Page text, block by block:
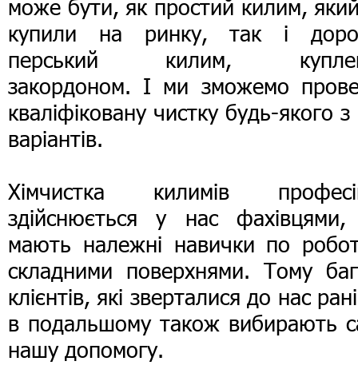
може бути, як простий килим,
купили на ринку, так і
перський килим,
закордоном. І ми зможемо
кваліфіковану чистку будь-якого
варіантів.
Хімчистка килимів
здійснюється у нас фахівцями,
мають належні навички по
складними поверхнями. Тому
клієнтів, які зверталися до нас
в подальшому також вибирають
нашу допомогу.